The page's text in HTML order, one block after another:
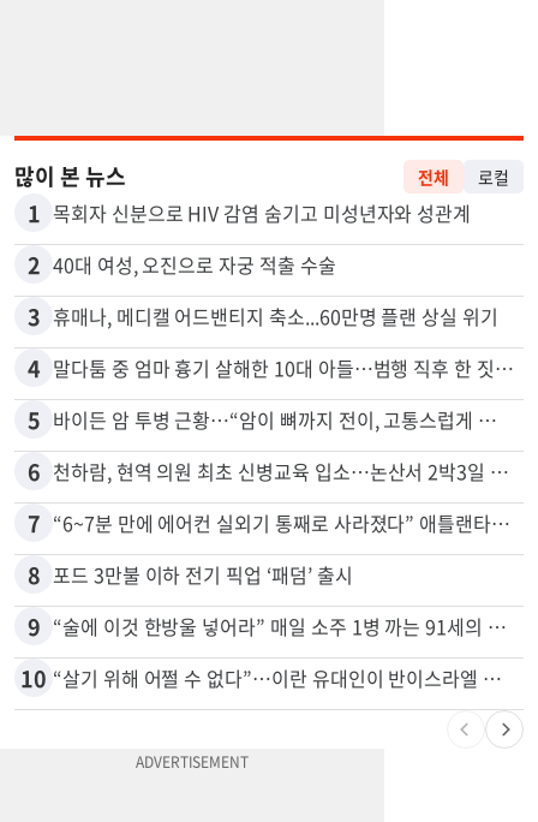
많이 본 뉴스 전체 로컬
1 목회자 신분으로 HIV 감염 숨기고 미성년자와 성관계
2 40대 여성, 오진으로 자궁 적출 수술
3 휴매나, 메디캘 어드밴티지 축소...60만명 플랜 상실 위기
4 말다툼 중 엄마 흉기 살해한 10대 아들…범행 직후 한 짓 충격
5 바이든 암 투병 근황…“암이 뼈까지 전이, 고통스럽게 투병 중”
6 천하람, 현역 의원 최초 신병교육 입소…논산서 2박3일 생활
7 “6~7분 만에 에어컨 실외기 통째로 사라졌다” 애틀랜타서 실외기 도난 급증
8 포드 3만불 이하 전기 픽업 ‘패덤’ 출시
9 “술에 이것 한방울 넣어라” 매일 소주 1병 까는 91세의 철칙
10 “살기 위해 어쩔 수 없다”…이란 유대인이 반이스라엘 외치는 까닭